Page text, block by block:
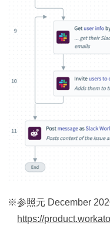
※参照元 December
https://